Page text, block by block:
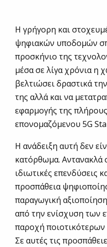
Η γρήγορη και
ψηφιακών υποδομών
προσκήνιο της
μέσα σε λίγα χρόνια η
βελτιώσει δραστικά
της αλλά και να
εφαρμογής της
επονομαζόμενου 5G
Η ανάδειξη αυτή δεν
κατόρθωμα. Αντανακλά
ιδιωτικές επενδύσεις
προσπάθεια
παραγωγική
από την ενίσχυση των
παροχή
Σε αυτές τις